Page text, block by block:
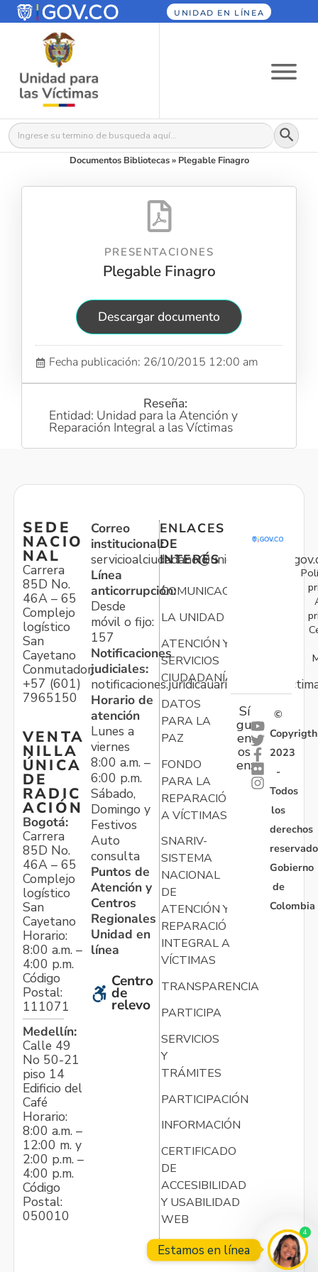
UNIDAD EN LÍNEA
Buscar: Botón
Documentos Bibliotecas» Plegable Finagro
PRESENTACIONES
Plegable Finagro
Descargar documento
Fecha publicación: 26/10/2015 12:00 am
Reseña:
Entidad: Unidad para la Atención y
Reparación Integral a las Víctimas
SEDE
NACIO
NAL
Carrera
85D No.
46A – 65
Complejo
logístico
San
Cayetano
Conmutador:
+57 (601)
7965150
VENTA
NILLA
ÚNICA
DE
RADIC
ACIÓN
Bogotá:
Carrera
85D No.
46A – 65
Complejo
logístico
San
Cayetano
Horario:
8:00 a.m. –
4:00 p.m.
Código
Postal:
111071
Medellín:
Calle 49
No 50-21
piso 14
Edificio del
Café
Horario:
8:00 a.m. –
12:00 m. y
2:00 p.m. –
4:00 p.m.
Código
Postal:
050010
Correo
institucional:
Línea
anticorrupción:
Desde
móvil o fijo:
157
Notificaciones
judiciales:
Horario de
atención
Lunes a
viernes
8:00 a.m. –
6:00 p.m.
Sábado,
Domingo y
Festivos
Auto
consulta
Puntos de
Atención y
Centros
Regionales
Unidad en
línea
Centro
de
relevo
ENLACES
DE
INTERÉS
COMUNICACIONES
LA UNIDAD
ATENCIÓN Y
SERVICIOS
CIUDADANÍA
DATOS
PARA LA
PAZ
FONDO
PARA LA
REPARACIÓN
A VÍCTIMAS
SNARIV-
SISTEMA
NACIONAL
DE
ATENCIÓN Y
REPARACIÓN
INTEGRAL A
VÍCTIMAS
TRANSPARENCIA
PARTICIPA
SERVICIOS
Y
TRÁMITES
PARTICIPACIÓN
INFORMACIÓN
CERTIFICADO
DE
ACCESIBILIDAD
Y USABILIDAD
WEB
Sí
gu
en
os
en:
©
Copyrigth
2023
-
Todos
los
derechos
Gobierno
de
Colombia
Estamos en línea
4